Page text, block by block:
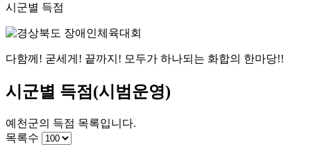
시군별 득점
다함께! 굳세게! 끝까지! 모두가 하나되는 화합의 한마당!!
시군별 득점(시범운영)
예천군의 득점 목록입니다.
목록수